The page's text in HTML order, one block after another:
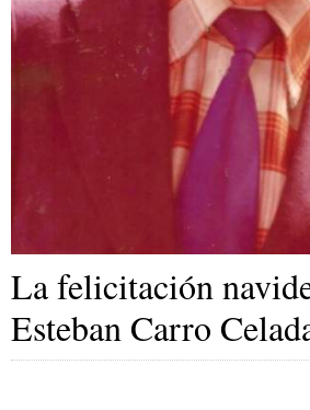
La felicitación
Esteban Carro